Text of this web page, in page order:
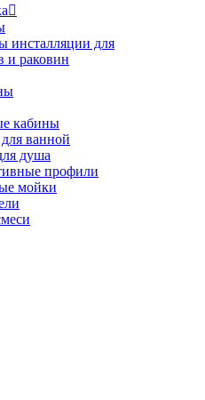

инсталляции для
и раковин
кабины
ванной
душа
профили
мойки